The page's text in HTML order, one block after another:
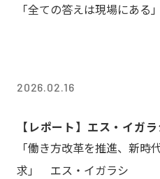
「全ての答えは現場にある」
2026.02.16
【レポート】エス・イガ
「働き方改革を推進、新時
求」 エス・イガラシ